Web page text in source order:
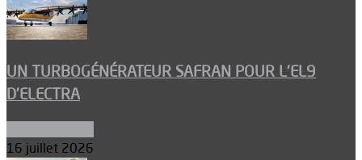
UN TURBOGÉNÉRATEUR SAFRAN POUR L’EL9
D’ELECTRA
16 juillet 2026